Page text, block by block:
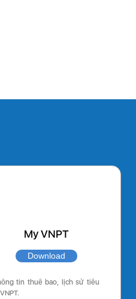
My VNPT
Download
tin thuê bao, lịch sử tiêu